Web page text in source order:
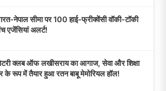
नेपाल सीमा पर 100 हाई-फ्रीक्वेंसी वॉकी-टॉकी
एजेंसियां अलर्ट!
क्लब ऑफ लखीसराय का आगाज, सेवा और शिक्षा
रूप में तैयार हुआ रतन बाबू मेमोरियल हॉल!